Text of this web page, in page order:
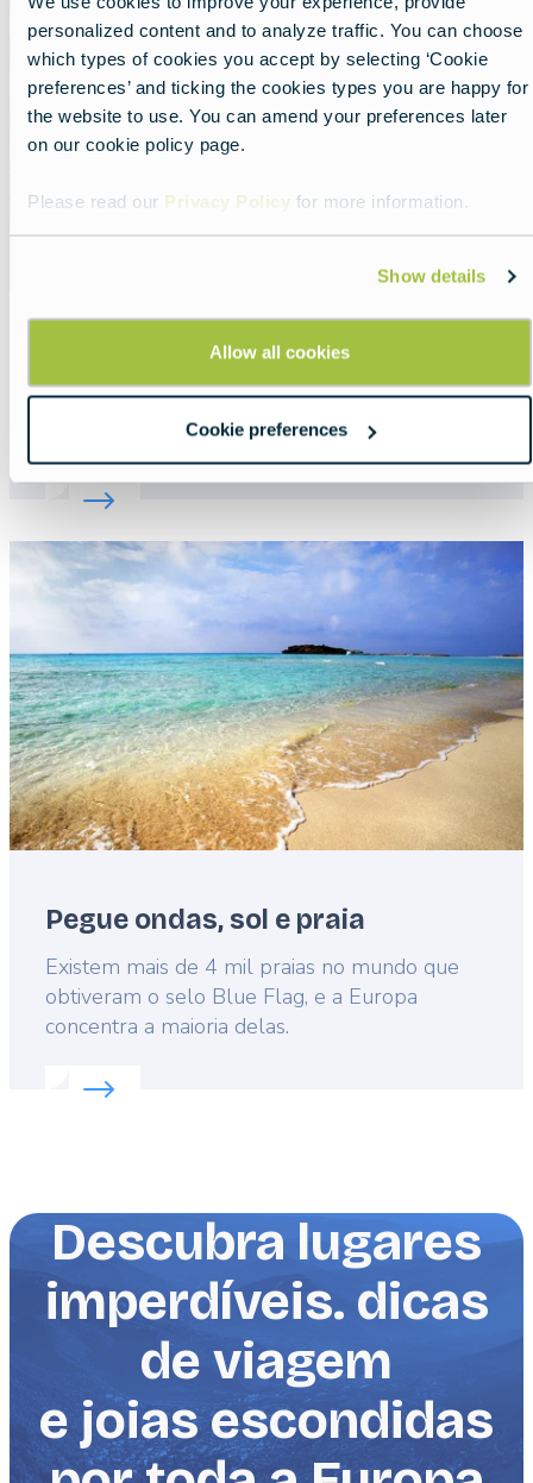
personalized content and to analyze traffic. You can choose
which types of cookies you accept by selecting ‘Cookie
preferences’ and ticking the cookies types you are happy for
the website to use. You can amend your preferences later
on our cookie policy page.
Please read our Privacy Policy for more information.
Show details
Allow all cookies
Cookie preferences
image
Gastronomia da Europa
Lead
Os inúmeros sabores da Europa serão uma
das partes mais satisfatórias da sua viagem.
Read more about:Gastronomia da Europa
Featured
image
Pegue ondas, sol e praia
Lead
Existem mais de 4 mil praias no mundo que
obtiveram o selo Blue Flag, e a Europa
concentra a maioria delas.
Read more about:
Descubra lugares
imperdíveis. dicas
de viagem
e joias escondidas